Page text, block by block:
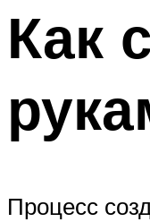
Как
Процесс